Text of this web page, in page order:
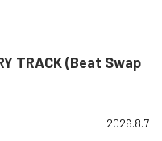
TRACK (Beat Swap
2026.8.7